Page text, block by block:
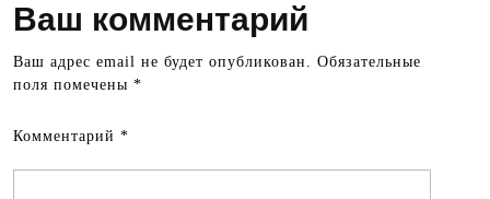
Ваш комментарий
Ваш адрес email не будет опубликован. Обязательные
поля помечены *
Комментарий *